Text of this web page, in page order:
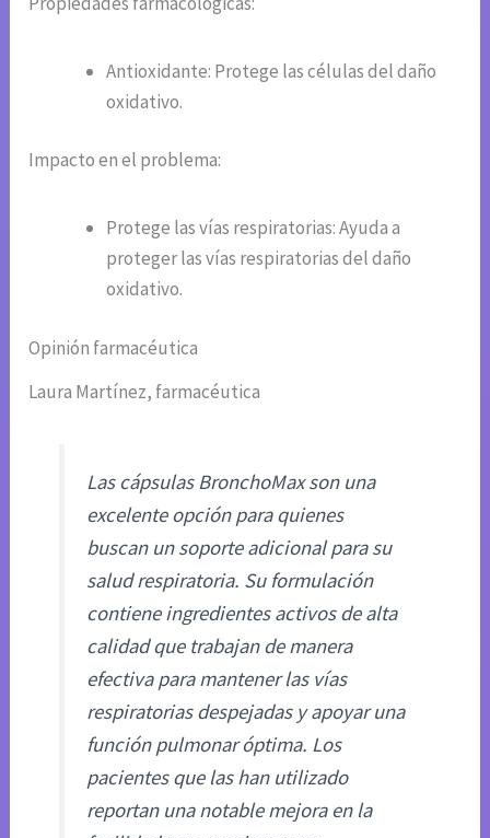
Antioxidante: Protege las células del daño
oxidativo.
Impacto en el problema:
Protege las vías respiratorias: Ayuda a
proteger las vías respiratorias del daño
oxidativo.
Opinión farmacéutica
Laura Martínez, farmacéutica
Las cápsulas BronchoMax son una
excelente opción para quienes
buscan un soporte adicional para su
salud respiratoria. Su formulación
contiene ingredientes activos de alta
calidad que trabajan de manera
efectiva para mantener las vías
respiratorias despejadas y apoyar una
función pulmonar óptima. Los
pacientes que las han utilizado
reportan una notable mejora en la